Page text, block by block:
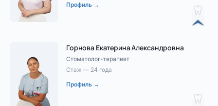
Профиль →
Горнова Екатерина Александровна
Стоматолог-терапевт
Стаж — 24 года
Профиль →